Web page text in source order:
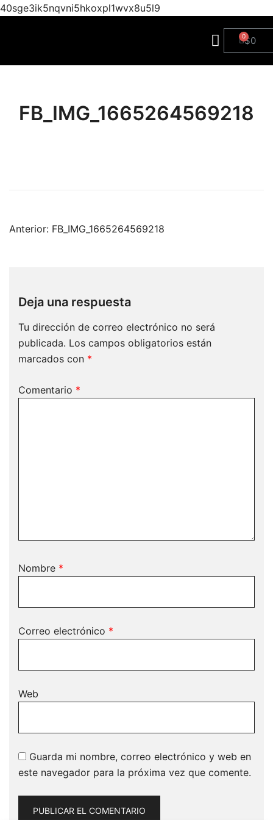
40sge3ik5nqvni5hkoxpl1wvx8u5l9
$0
FB_IMG_1665264569218
Anterior: FB_IMG_1665264569218
Deja una respuesta
Tu dirección de correo electrónico no será
publicada. Los campos obligatorios están
marcados con *
Comentario *
Nombre *
Correo electrónico *
Web
Guarda mi nombre, correo electrónico y web en
este navegador para la próxima vez que comente.